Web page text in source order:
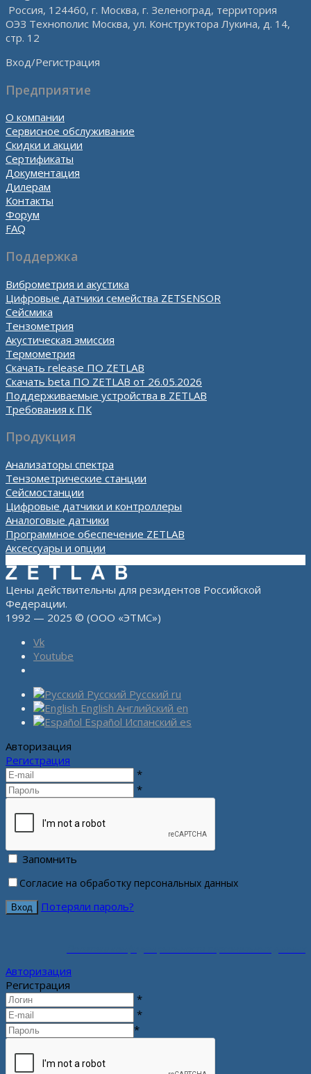
Россия, 124460, г. Москва, г. Зеленоград, территория
ОЭЗ Технополис Москва, ул. Конструктора Лукина, д. 14,
стр. 12
Вход/Регистрация
Предприятие
О компании
Сервисное обслуживание
Скидки и акции
Сертификаты
Документация
Дилерам
Контакты
Форум
FAQ
Поддержка
Виброметрия и акустика
Цифровые датчики семейства ZETSENSOR
Сейсмика
Тензометрия
Акустическая эмиссия
Термометрия
Скачать release ПО ZETLAB
Скачать beta ПО ZETLAB от 26.05.2026
Поддерживаемые устройства в ZETLAB
Требования к ПК
Продукция
Анализаторы спектра
Тензометрические станции
Сейсмостанции
Цифровые датчики и контроллеры
Аналоговые датчики
Программное обеспечение ZETLAB
Аксессуары и опции
Цены действительны для резидентов Российской
Федерации.
1992 — 2025 © (ООО «ЭТМС»)
Vk
Youtube
Русский Русский ru
English Английский en
Español Испанский es
Авторизация
Регистрация
*
*
Запомнить
Согласие на обработку персональных данных
Потеряли пароль?
Авторизация
Регистрация
*
*
*